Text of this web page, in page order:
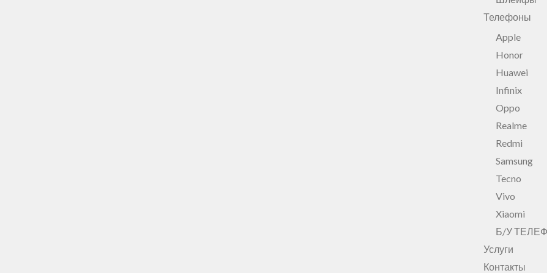
Телефоны
Apple
Honor
Huawei
Infinix
Oppo
Realme
Redmi
Samsung
Tecno
Vivo
Xiaomi
Б/У
Услуги
Контакты